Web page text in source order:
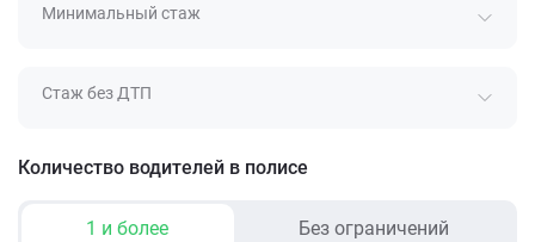
Минимальный стаж
Стаж без ДТП
Количество водителей в полисе
1 и более Без ограничений